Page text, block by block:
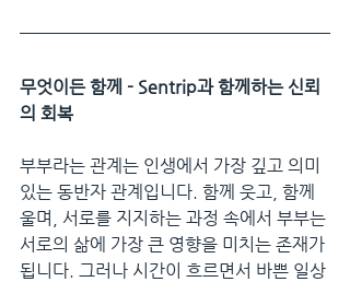
무엇이든 함께 - Sentrip과 함께하는 신뢰
의 회복
부부라는 관계는 인생에서 가장 깊고 의미
있는 동반자 관계입니다. 함께 웃고, 함께
울며, 서로를 지지하는 과정 속에서 부부는
서로의 삶에 가장 큰 영향을 미치는 존재가
됩니다. 그러나 시간이 흐르면서 바쁜 일상